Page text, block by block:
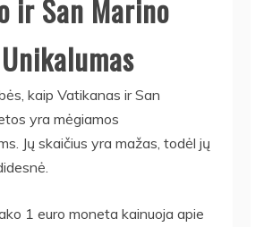
ir San Marino
kaip Vatikanas ir San
yra mėgiamos
Jų skaičius yra mažas, todėl jų
1 euro moneta kainuoja apie